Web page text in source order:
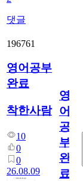
댓글
196761
영어공부
완료
착한사람
10
0
0
26.08.09
영
어
공
부
완
료